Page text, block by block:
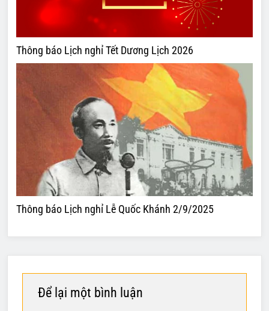
Thông báo Lịch nghỉ Tết Dương Lịch 2026
Thông báo Lịch nghỉ Lễ Quốc Khánh 2/9/2025
Để lại một bình luận